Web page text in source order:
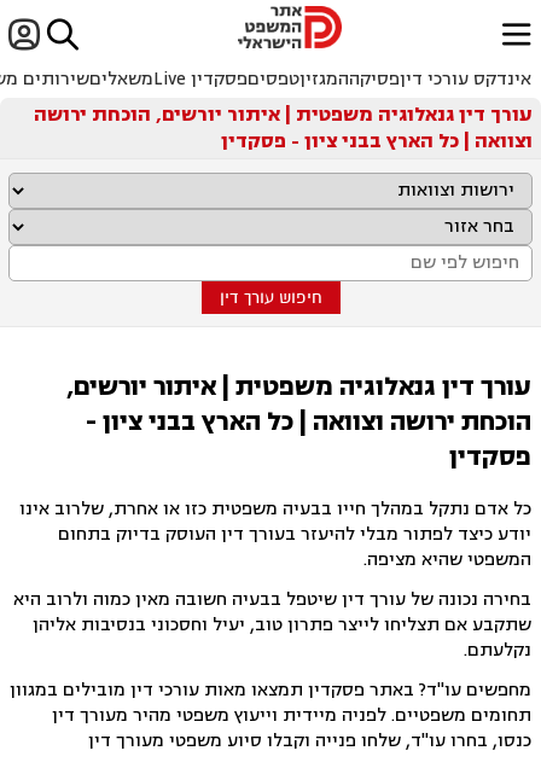

ﱐ
אינדקס עורכי דיןפסיקההמגזיןטפסיםפסקדין Live משאליםשירותים
עורך דין גנאלוגיה משפטית | איתור יורשים, הוכחת ירושה
וצוואה | כל הארץ בבני ציון - פסקדין
חיפוש עורך דין
עורך דין גנאלוגיה משפטית | איתור יורשים,
הוכחת ירושה וצוואה | כל הארץ בבני ציון -
פסקדין
כל אדם נתקל במהלך חייו בבעיה משפטית כזו או אחרת, שלרוב אינו
יודע כיצד לפתור מבלי להיעזר בעורך דין העוסק בדיוק בתחום
המשפטי שהיא מציפה.
בחירה נכונה של עורך דין שיטפל בבעיה חשובה מאין כמוה ולרוב היא
שתקבע אם תצליחו לייצר פתרון טוב, יעיל וחסכוני בנסיבות אליהן
נקלעתם.
מחפשים עו"ד? באתר פסקדין תמצאו מאות עורכי דין מובילים במגוון
תחומים משפטיים. לפניה מיידית וייעוץ משפטי מהיר מעורך דין
כנסו, בחרו עו"ד, שלחו פנייה וקבלו סיוע משפטי מעורך דין